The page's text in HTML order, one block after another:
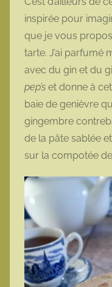
inspirée pour
que je vous
tarte. J’ai parfumé
avec du gin et du
pep’s et donne à
baie de genièvre
gingembre
de la pâte sablée
sur la compotée